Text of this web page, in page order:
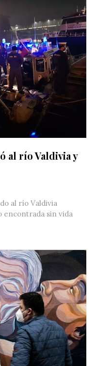
al río Valdivia y
al río Valdivia
encontrada sin vida